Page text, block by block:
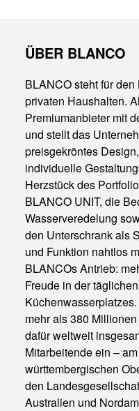
ÜBER BLANCO
BLANCO steht für
privaten Haushalten.
Premiumanbieter mit
und stellt das
preisgekröntes
individuelle
Herzstück des
BLANCO UNIT, die
Wasserveredelung
den Unterschrank als
und Funktion nahtlos
BLANCOs Antrieb:
Freude in der
mehr als 380
dafür weltweit
Mitarbeitende ein –
württembergischen
den
Australien und